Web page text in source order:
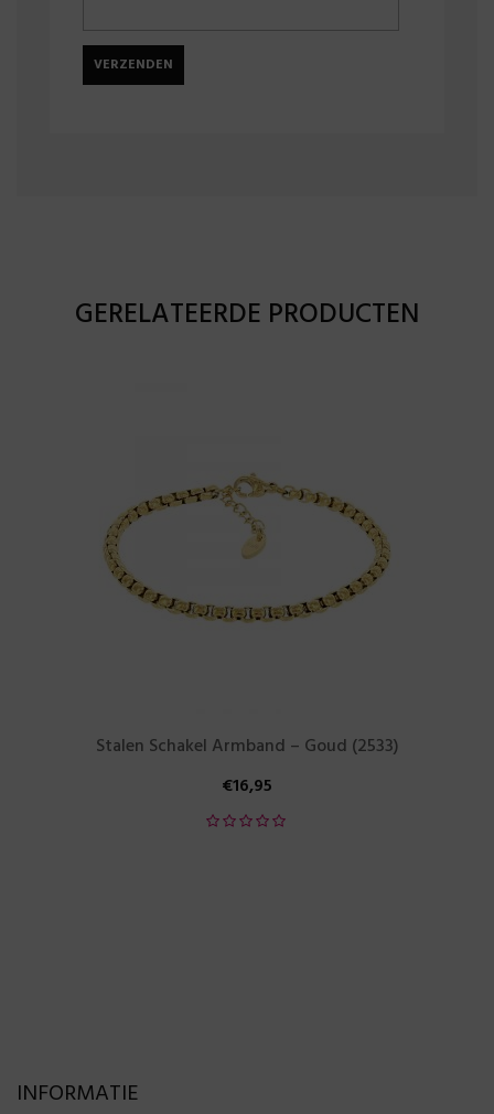
GERELATEERDE PRODUCTEN
Stalen Schakel Armband – Goud (2533)
€16,95
INFORMATIE